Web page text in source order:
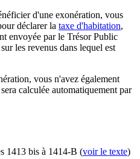
d'une exonération, vous
déclarer la taxe d'habitation,
envoyée par le Trésor Public
les revenus dans lequel est
vous n'avez également
calculée automatiquement par
1413 bis à 1414-B (voir le texte)